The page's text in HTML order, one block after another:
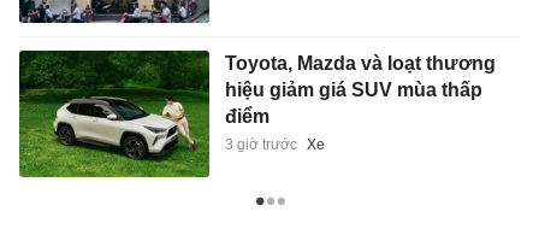
Toyota, Mazda và loạt thương
hiệu giảm giá SUV mùa thấp
điểm
3 giờ trước Xe